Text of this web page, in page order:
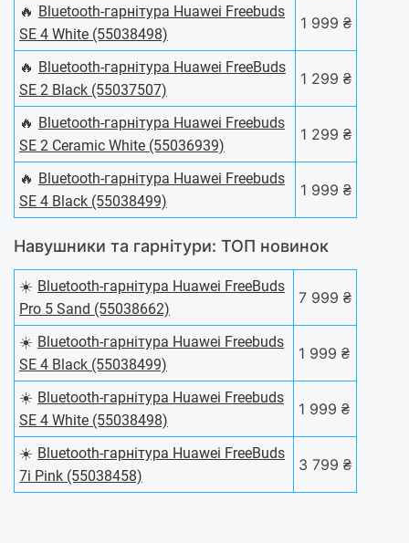
🔥 Bluetooth-гарнітура Huawei Freebuds
SE 4 White (55038498)
1 999 ₴
🔥 Bluetooth-гарнітура Huawei FreeBuds
SE 2 Black (55037507)
1 299 ₴
🔥 Bluetooth-гарнітура Huawei Freebuds
SE 2 Ceramic White (55036939)
1 299 ₴
🔥 Bluetooth-гарнітура Huawei Freebuds
SE 4 Black (55038499)
1 999 ₴
Навушники та гарнітури: ТОП новинок
☀️ Bluetooth-гарнітура Huawei FreeBuds
Pro 5 Sand (55038662)
7 999 ₴
☀️ Bluetooth-гарнітура Huawei Freebuds
SE 4 Black (55038499)
1 999 ₴
☀️ Bluetooth-гарнітура Huawei Freebuds
SE 4 White (55038498)
1 999 ₴
☀️ Bluetooth-гарнітура Huawei FreeBuds
7i Pink (55038458)
3 799 ₴